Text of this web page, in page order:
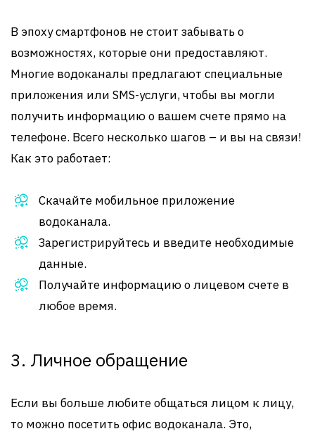
В эпоху смартфонов не стоит забывать о
возможностях, которые они предоставляют.
Многие водоканалы предлагают специальные
приложения или SMS-услуги, чтобы вы могли
получить информацию о вашем счете прямо на
телефоне. Всего несколько шагов – и вы на связи!
Как это работает:
Скачайте мобильное приложение
водоканала.
Зарегистрируйтесь и введите необходимые
данные.
Получайте информацию о лицевом счете в
любое время.
3. Личное обращение
Если вы больше любите общаться лицом к лицу,
то можно посетить офис водоканала. Это,